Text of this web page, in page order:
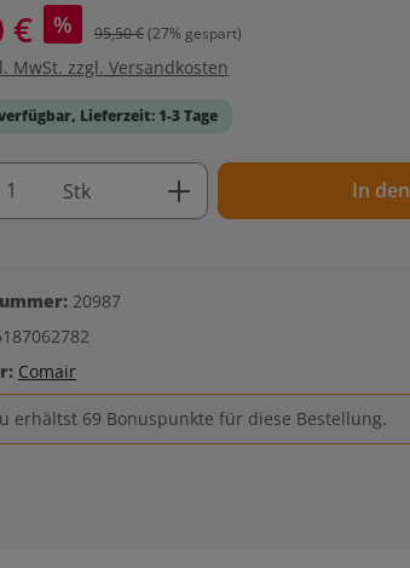
€ % 95,50 €(27% gespart)
MwSt. zzgl. Versandkosten
Lieferzeit: 1-3 Tage
Anzahl: Gib den
Stk In
20987
Comair
erhältst 69 Bonuspunkte für diese Bestellung.